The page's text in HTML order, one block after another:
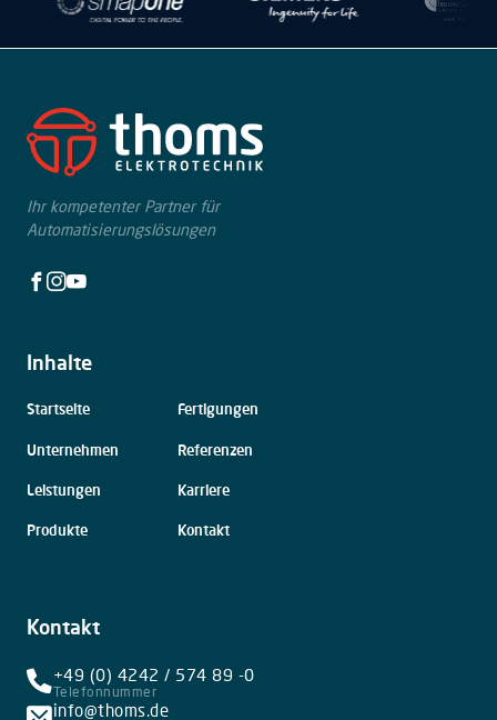
Ihr kompetenter Partner für
Automatisierungslösungen
Facebook
Instagram
Youtube
Inhalte
Navigation
Startseite
Unternehmen
Leistungen
Produkte
Fertigungen
Referenzen
Karriere
Kontakt
Kontakt
+49 (0) 4242 / 574 89 -0
Telefonnummer
info@thoms.de